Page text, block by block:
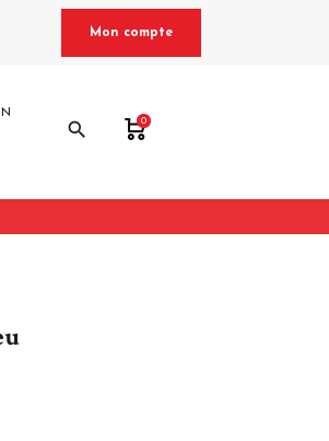
Mon compte
search 0